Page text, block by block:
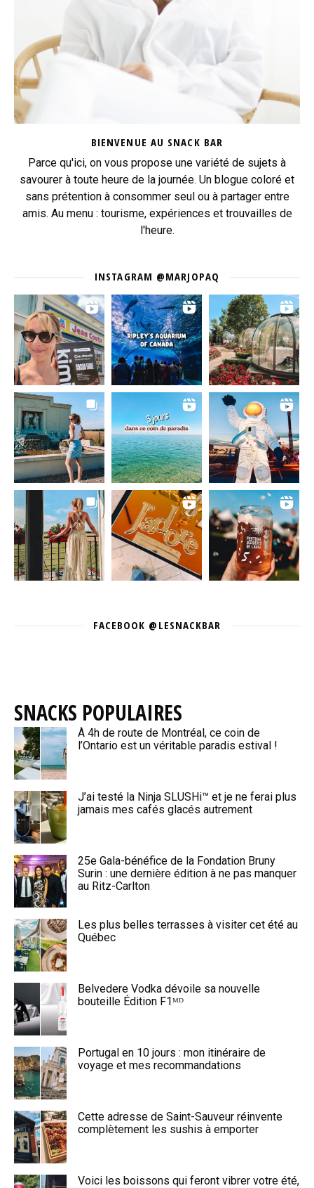
BIENVENUE AU SNACK BAR
Parce qu'ici, on vous propose une variété de sujets à
savourer à toute heure de la journée. Un blogue coloré et
sans prétention à consommer seul ou à partager entre
amis. Au menu : tourisme, expériences et trouvailles de
l'heure.
INSTAGRAM @MARJOPAQ
FACEBOOK @LESNACKBAR
SNACKS POPULAIRES
À 4h de route de Montréal, ce coin de
l’Ontario est un véritable paradis estival !
J’ai testé la Ninja SLUSHi™ et je ne ferai plus
jamais mes cafés glacés autrement
25e Gala-bénéfice de la Fondation Bruny
Surin : une dernière édition à ne pas manquer
au Ritz-Carlton
Les plus belles terrasses à visiter cet été au
Québec
Belvedere Vodka dévoile sa nouvelle
bouteille Édition F1ᴹᴰ
Portugal en 10 jours : mon itinéraire de
voyage et mes recommandations
Cette adresse de Saint-Sauveur réinvente
complètement les sushis à emporter
Voici les boissons qui feront vibrer votre été,